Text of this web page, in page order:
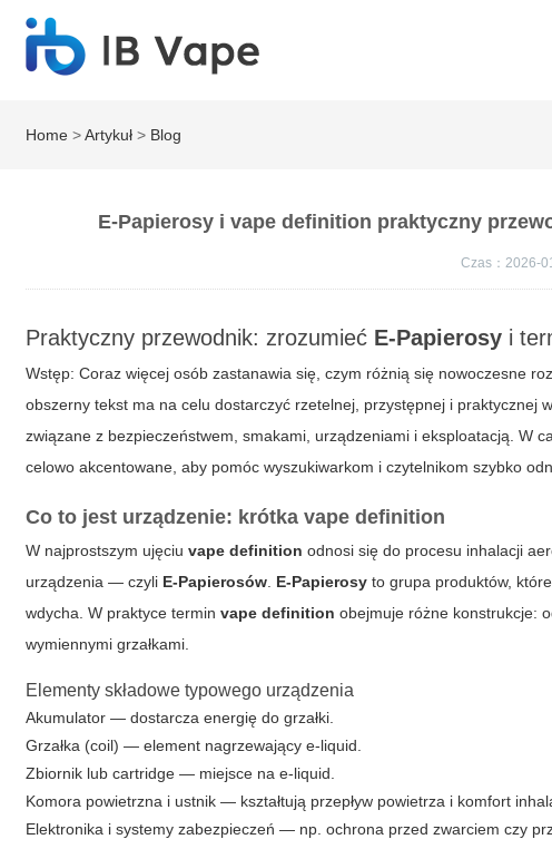
Home >Artykuł > Blog
E-Papierosy i vape definition praktyczny
Czas：2026-
Praktyczny przewodnik: zrozumieć E-Papierosy i
Wstęp: Coraz więcej osób zastanawia się, czym różnią się nowoczesne
obszerny tekst ma na celu dostarczyć rzetelnej, przystępnej i praktycznej
związane z bezpieczeństwem, smakami, urządzeniami i eksploatacją. W
celowo akcentowane, aby pomóc wyszukiwarkom i czytelnikom szybko
Co to jest urządzenie: krótkavape definition
W najprostszym ujęciuvape definition odnosi się do procesu inhalacji
urządzenia — czyli E-Papierosów E-Papierosy to grupa produktów,
wdycha. W praktyce terminvape definition obejmuje różne konstrukcje:
wymiennymi grzałkami.
Elementy składowe typowego urządzenia
Akumulator — dostarcza energię do grzałki.
Grzałka (coil) — element nagrzewający e-liquid.
Zbiornik lub cartridge — miejsce na e-liquid.
Komora powietrzna i ustnik — kształtują przepływ powietrza i komfort
Elektronika i systemy zabezpieczeń — np. ochrona przed zwarciem czy